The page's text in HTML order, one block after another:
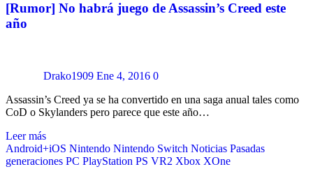
[Rumor] No habrá juego de Assassin’s Creed este
año
Drako1909 Ene 4, 2016 0
Assassin’s Creed ya se ha convertido en una saga anual tales como
CoD o Skylanders pero parece que este año…
Leer más
Android+iOS Nintendo Nintendo Switch Noticias Pasadas
generaciones PC PlayStation PS VR2 Xbox XOne